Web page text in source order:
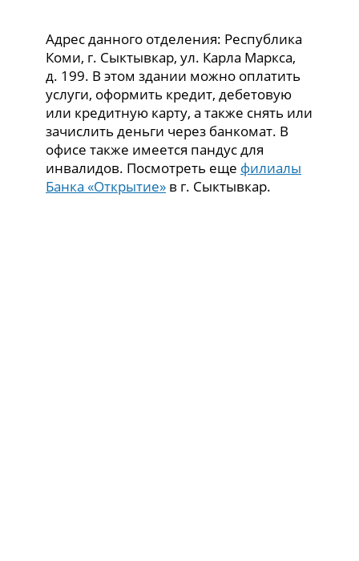
Адрес данного отделения: Республика
Коми, г. Сыктывкар, ул. Карла Маркса,
д. 199. В этом здании можно оплатить
услуги, оформить кредит, дебетовую
или кредитную карту, а также снять или
зачислить деньги через банкомат. В
офисе также имеется пандус для
инвалидов. Посмотреть еще филиалы
Банка «Открытие» в г. Сыктывкар.